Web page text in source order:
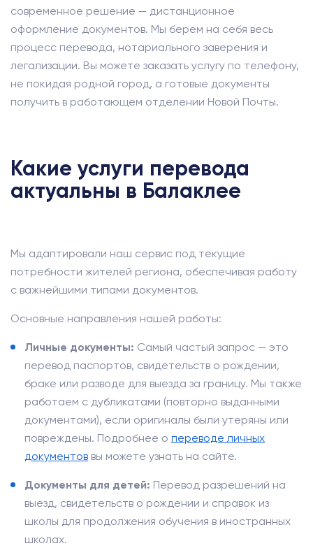
современное решение — дистанционное
оформление документов. Мы берем на себя весь
процесс перевода, нотариального заверения и
легализации. Вы можете заказать услугу по телефону,
не покидая родной город, а готовые документы
получить в работающем отделении Новой Почты.
Какие услуги перевода
актуальны в Балаклее
Мы адаптировали наш сервис под текущие
потребности жителей региона, обеспечивая работу
с важнейшими типами документов.
Основные направления нашей работы:
Личные документы: Самый частый запрос — это
перевод паспортов, свидетельств о рождении,
браке или разводе для выезда за границу. Мы также
работаем с дубликатами (повторно выданными
документами), если оригиналы были утеряны или
повреждены. Подробнее о переводе личных
документов вы можете узнать на сайте.
Документы для детей: Перевод разрешений на
выезд, свидетельств о рождении и справок из
школы для продолжения обучения в иностранных
школах.